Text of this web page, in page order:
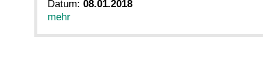
Datum: 08.01.2018
mehr